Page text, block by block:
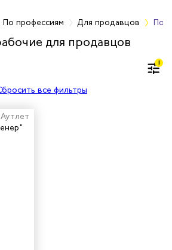
По профессиям Для продавцов
для продавцов
1
все фильтры
Аутлет